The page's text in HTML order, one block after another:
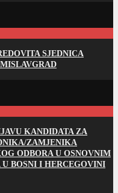
SJEDNICA
KANDIDATA ZA
ZAMJENIKA
ODBORA U OSNOVNIM
BOSNI I HERCEGOVINI